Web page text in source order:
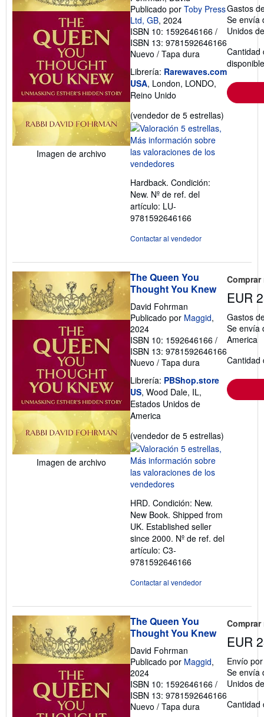
Imagen de archivo
Publicado por Toby Press
Ltd, GB, 2024
ISBN 10: 1592646166 /
ISBN 13: 9781592646166
Nuevo / Tapa dura
Librería: Rarewaves.com
USA, London, LONDO,
Reino Unido
(vendedor de 5 estrellas)
Hardback. Condición:
New. Nº de ref. del
artículo: LU-
9781592646166
Contactar al vendedor
Gastos
Se envía
Unidos
Cantidad
Imagen de archivo
The Queen You
Thought You Knew
David Fohrman
Publicado por Maggid,
2024
ISBN 10: 1592646166 /
ISBN 13: 9781592646166
Nuevo / Tapa dura
Librería: PBShop.store
US, Wood Dale, IL,
Estados Unidos de
America
(vendedor de 5 estrellas)
HRD. Condición: New.
New Book. Shipped from
UK. Established seller
since 2000. Nº de ref. del
artículo: C3-
9781592646166
Contactar al vendedor
EUR
Gastos
Se envía
America
Cantidad
The Queen You
Thought You Knew
David Fohrman
Publicado por Maggid,
2024
ISBN 10: 1592646166 /
ISBN 13: 9781592646166
Nuevo / Tapa dura
EUR
Envío
Se envía
Unidos
Cantidad